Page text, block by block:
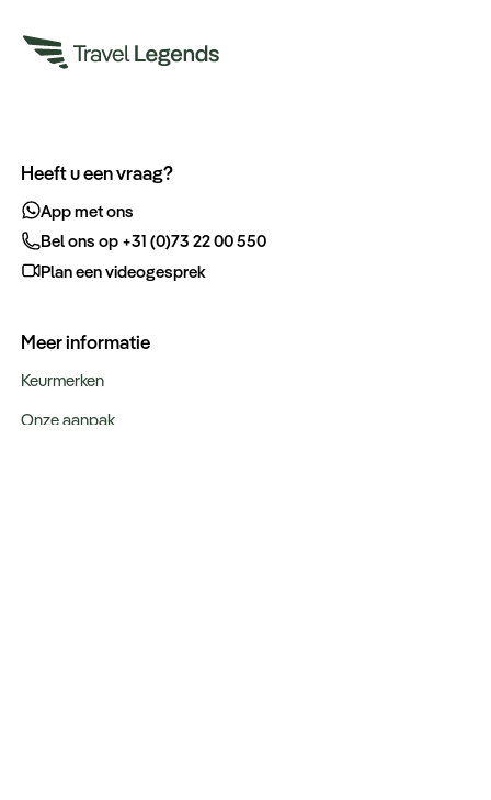
Heeft u een vraag?
App met ons
Bel ons op +31 (0)73 22 00 550
Plan een videogesprek
Meer informatie
Keurmerken
Onze aanpak